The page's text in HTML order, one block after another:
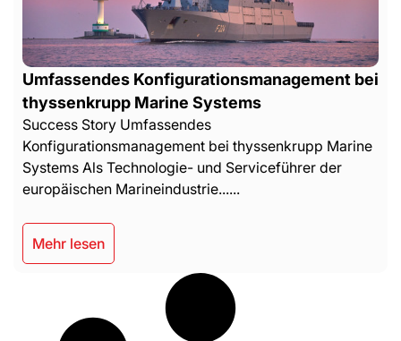
Umfassendes Konfigurationsmanagement bei
thyssenkrupp Marine Systems
Success Story Umfassendes
Konfigurationsmanagement bei thyssenkrupp Marine
Systems Als Technologie- und Serviceführer der
europäischen Marineindustrie......
Mehr lesen